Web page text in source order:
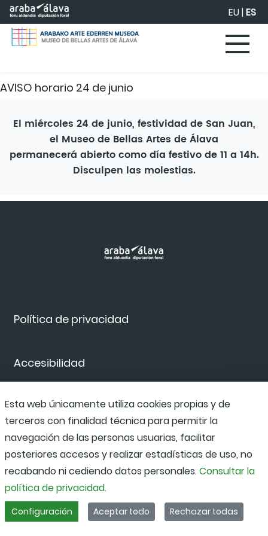
Saltar al contenido principal EU|ES
AVISO horario 24 de junio
El miércoles 24 de junio, festividad de San Juan,
el Museo de Bellas Artes de Álava
permanecerá abierto como día festivo de 11 a 14h.
Disculpen las molestias.
Política de privacidad
Accesibilidad
Canal de denuncias
Esta web únicamente utiliza cookies propias y de
terceros con finalidad técnica para permitir la
navegación de las personas usuarias, facilitar
posteriores accesos y realizar estadísticas de uso, no
recabando ni cediendo datos personales.Consultar la
política de privacidad.
Configuración Aceptar todo Rechazar todas